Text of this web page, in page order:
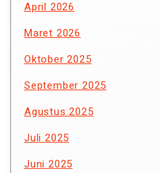
April 2026
Maret 2026
Oktober 2025
September 2025
Agustus 2025
Juli 2025
Juni 2025